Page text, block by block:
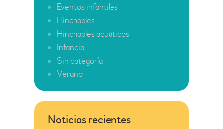
Eventos infantiles
Hinchables
Hinchables acuáticos
Infancia
Sin categoría
Verano
Noticias recientes